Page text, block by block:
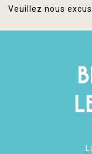
Veuillez nous